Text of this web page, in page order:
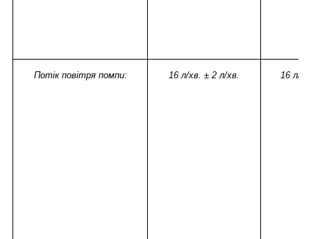
Потік повітря помпи: 16 л/хв. ± 2 л/хв. 16 л/